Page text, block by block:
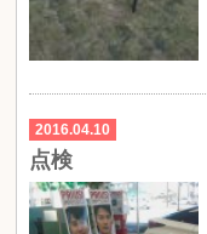
2016.04.10
点検